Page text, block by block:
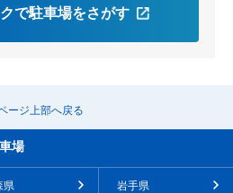
で駐車場をさがす
ージ上部へ戻る
場
県 岩手県